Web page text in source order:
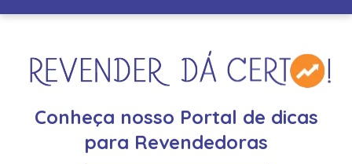
Conheça nosso Portal de dicas
para Revendedoras